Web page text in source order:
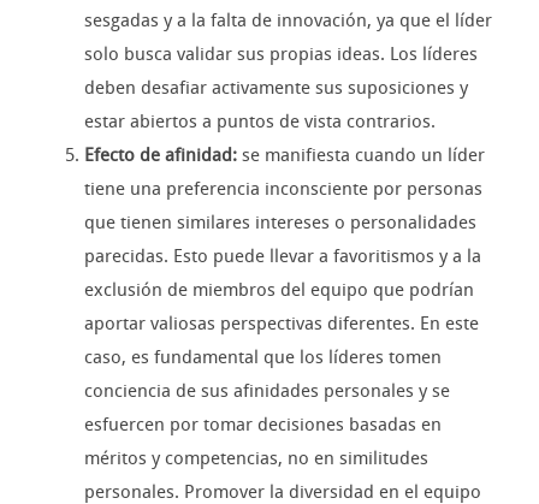
sesgadas y a la falta de innovación, ya que el líder
solo busca validar sus propias ideas. Los líderes
deben desafiar activamente sus suposiciones y
estar abiertos a puntos de vista contrarios.
Efecto de afinidad: se manifiesta cuando un líder
tiene una preferencia inconsciente por personas
que tienen similares intereses o personalidades
parecidas. Esto puede llevar a favoritismos y a la
exclusión de miembros del equipo que podrían
aportar valiosas perspectivas diferentes. En este
caso, es fundamental que los líderes tomen
conciencia de sus afinidades personales y se
esfuercen por tomar decisiones basadas en
méritos y competencias, no en similitudes
personales. Promover la diversidad en el equipo